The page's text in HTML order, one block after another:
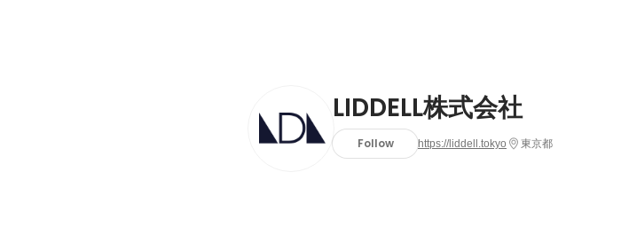
LIDDELL株式会社
Follow https://liddell.tokyo 東京都